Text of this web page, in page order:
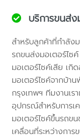
บริการขนส่ง
สำหรับลูกค้าที่กำลัง
รถขนส่งมอเตอร์ไซค์
มอเตอร์ไซค์เสีย เ
มอเตอร์ไซค์จากบ้า
กรุงเทพฯ ทีมงานเร
อุปกรณ์สำหรับการเ
มอเตอร์ไซค์ขึ้นรถข
เคลื่อนที่ระหว่างกา